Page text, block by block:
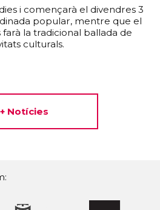
i començarà el divendres 3
popular, mentre que el
farà la tradicional ballada de
culturals.
+ Notícies